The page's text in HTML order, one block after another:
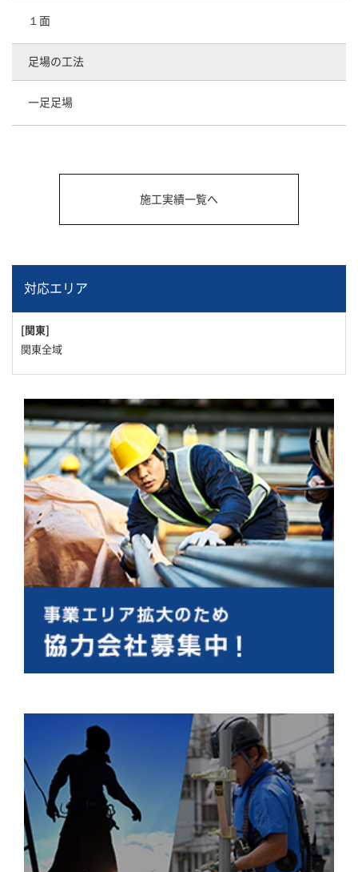
１面
足場の工法
一足足場
施工実績一覧へ
対応エリア
[関東]
関東全域